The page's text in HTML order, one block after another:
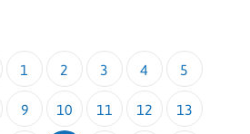
1 2 3 4 5
9 10 11 12 13